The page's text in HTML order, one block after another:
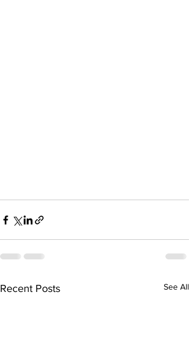
Recent Posts See All